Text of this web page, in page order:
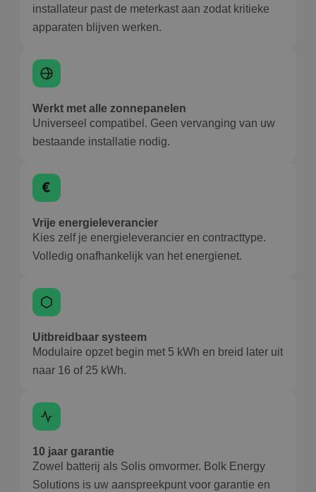
installateur past de meterkast aan zodat kritieke
apparaten blijven werken.
Werkt met alle zonnepanelen
Universeel compatibel. Geen vervanging van uw
bestaande installatie nodig.
Vrije energieleverancier
Kies zelf je energieleverancier en contracttype.
Volledig onafhankelijk van het energienet.
Uitbreidbaar systeem
Modulaire opzet begin met 5 kWh en breid later uit
naar 16 of 25 kWh.
10 jaar garantie
Zowel batterij als Solis omvormer. Bolk Energy
Solutions is uw aanspreekpunt voor garantie en